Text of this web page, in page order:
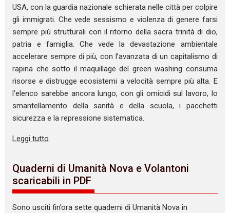
USA, con la guardia nazionale schierata nelle città per colpire
gli immigrati. Che vede sessismo e violenza di genere farsi
sempre più strutturali con il ritorno della sacra trinità di dio,
patria e famiglia. Che vede la devastazione ambientale
accelerare sempre di più, con l’avanzata di un capitalismo di
rapina che sotto il maquillage del green washing consuma
risorse e distrugge ecosistemi a velocità sempre più alta. E
l’elenco sarebbe ancora lungo, con gli omicidi sul lavoro, lo
smantellamento della sanità e della scuola, i pacchetti
sicurezza e la repressione sistematica.
Leggi tutto
Quaderni di Umanità Nova e Volantoni
scaricabili in PDF
Sono usciti fin’ora sette quaderni di Umanità Nova in